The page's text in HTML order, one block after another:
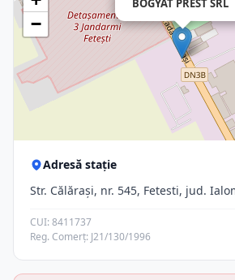
BOGYAT PREST SRL
−
Adresă stație
Str. Călăraşi, nr. 545, Fetesti, jud.
CUI: 8411737
Reg. Comerț: J21/130/1996